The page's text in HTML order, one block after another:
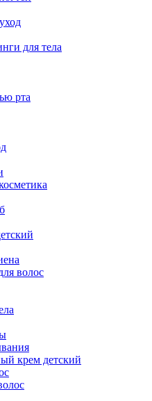
для тела
рта
волос
крем детский